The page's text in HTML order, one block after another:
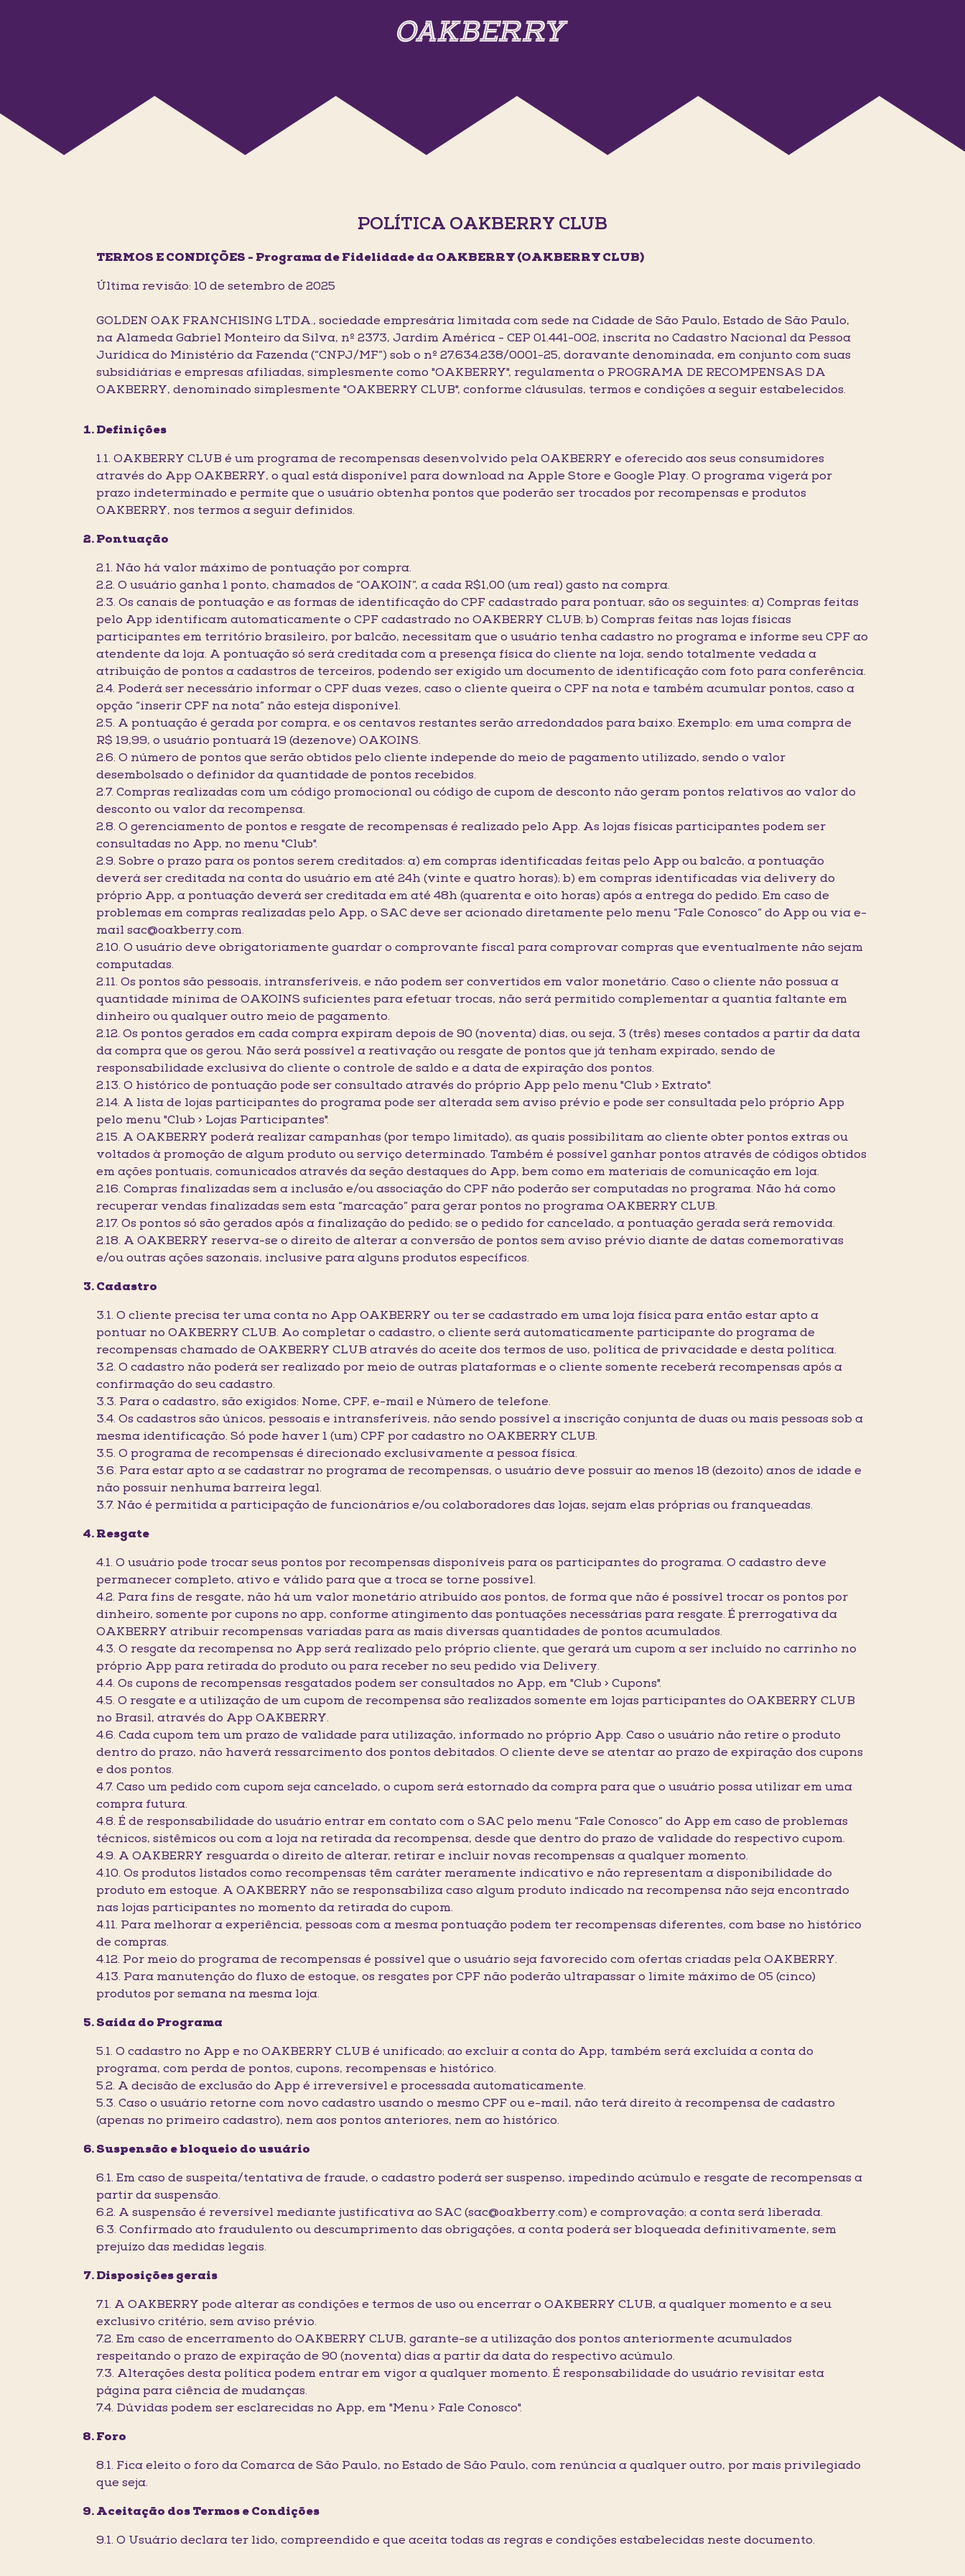
POLÍTICA OAKBERRY CLUB
TERMOS E CONDIÇÕES - Programa de Fidelidade da OAKBERRY (OAKBERRY CLUB)
Última revisão: 10 de setembro de 2025
GOLDEN OAK FRANCHISING LTDA., sociedade empresária limitada com sede na Cidade de São Paulo, Estado de São Paulo,
na Alameda Gabriel Monteiro da Silva, nº 2373, Jardim América - CEP 01.441-002, inscrita no Cadastro Nacional da Pessoa
Jurídica do Ministério da Fazenda (“CNPJ/MF”) sob o nº 27.634.238/0001-25, doravante denominada, em conjunto com suas
subsidiárias e empresas afiliadas, simplesmente como "OAKBERRY", regulamenta o PROGRAMA DE RECOMPENSAS DA
OAKBERRY, denominado simplesmente "OAKBERRY CLUB", conforme cláusulas, termos e condições a seguir estabelecidos.
Definições
1.1. OAKBERRY CLUB é um programa de recompensas desenvolvido pela OAKBERRY e oferecido aos seus consumidores
através do App OAKBERRY, o qual está disponível para download na Apple Store e Google Play. O programa vigerá por
prazo indeterminado e permite que o usuário obtenha pontos que poderão ser trocados por recompensas e produtos
OAKBERRY, nos termos a seguir definidos.
Pontuação
2.1. Não há valor máximo de pontuação por compra.
2.2. O usuário ganha 1 ponto, chamados de “OAKOIN”, a cada R$1,00 (um real) gasto na compra.
2.3. Os canais de pontuação e as formas de identificação do CPF cadastrado para pontuar, são os seguintes: a) Compras feitas
pelo App identificam automaticamente o CPF cadastrado no OAKBERRY CLUB; b) Compras feitas nas lojas físicas
participantes em território brasileiro, por balcão, necessitam que o usuário tenha cadastro no programa e informe seu CPF ao
atendente da loja. A pontuação só será creditada com a presença física do cliente na loja, sendo totalmente vedada a
atribuição de pontos a cadastros de terceiros, podendo ser exigido um documento de identificação com foto para conferência.
2.4. Poderá ser necessário informar o CPF duas vezes, caso o cliente queira o CPF na nota e também acumular pontos, caso a
opção “inserir CPF na nota” não esteja disponível.
2.5. A pontuação é gerada por compra, e os centavos restantes serão arredondados para baixo. Exemplo: em uma compra de
R$ 19,99, o usuário pontuará 19 (dezenove) OAKOINS.
2.6. O número de pontos que serão obtidos pelo cliente independe do meio de pagamento utilizado, sendo o valor
desembolsado o definidor da quantidade de pontos recebidos.
2.7. Compras realizadas com um código promocional ou código de cupom de desconto não geram pontos relativos ao valor do
desconto ou valor da recompensa.
2.8. O gerenciamento de pontos e resgate de recompensas é realizado pelo App. As lojas físicas participantes podem ser
consultadas no App, no menu "Club".
2.9. Sobre o prazo para os pontos serem creditados: a) em compras identificadas feitas pelo App ou balcão, a pontuação
deverá ser creditada na conta do usuário em até 24h (vinte e quatro horas); b) em compras identificadas via delivery do
próprio App, a pontuação deverá ser creditada em até 48h (quarenta e oito horas) após a entrega do pedido. Em caso de
problemas em compras realizadas pelo App, o SAC deve ser acionado diretamente pelo menu “Fale Conosco” do App ou via e-
mail sac@oakberry.com.
2.10. O usuário deve obrigatoriamente guardar o comprovante fiscal para comprovar compras que eventualmente não sejam
computadas.
2.11. Os pontos são pessoais, intransferíveis, e não podem ser convertidos em valor monetário. Caso o cliente não possua a
quantidade mínima de OAKOINS suficientes para efetuar trocas, não será permitido complementar a quantia faltante em
dinheiro ou qualquer outro meio de pagamento.
2.12. Os pontos gerados em cada compra expiram depois de 90 (noventa) dias, ou seja, 3 (três) meses contados a partir da data
da compra que os gerou. Não será possível a reativação ou resgate de pontos que já tenham expirado, sendo de
responsabilidade exclusiva do cliente o controle de saldo e a data de expiração dos pontos.
2.13. O histórico de pontuação pode ser consultado através do próprio App pelo menu "Club > Extrato".
2.14. A lista de lojas participantes do programa pode ser alterada sem aviso prévio e pode ser consultada pelo próprio App
pelo menu "Club > Lojas Participantes".
2.15. A OAKBERRY poderá realizar campanhas (por tempo limitado), as quais possibilitam ao cliente obter pontos extras ou
voltados à promoção de algum produto ou serviço determinado. Também é possível ganhar pontos através de códigos obtidos
em ações pontuais, comunicados através da seção destaques do App, bem como em materiais de comunicação em loja.
2.16. Compras finalizadas sem a inclusão e/ou associação do CPF não poderão ser computadas no programa. Não há como
recuperar vendas finalizadas sem esta “marcação” para gerar pontos no programa OAKBERRY CLUB.
2.17. Os pontos só são gerados após a finalização do pedido; se o pedido for cancelado, a pontuação gerada será removida.
2.18. A OAKBERRY reserva-se o direito de alterar a conversão de pontos sem aviso prévio diante de datas comemorativas
e/ou outras ações sazonais, inclusive para alguns produtos específicos.
Cadastro
3.1. O cliente precisa ter uma conta no App OAKBERRY ou ter se cadastrado em uma loja física para então estar apto a
pontuar no OAKBERRY CLUB. Ao completar o cadastro, o cliente será automaticamente participante do programa de
recompensas chamado de OAKBERRY CLUB através do aceite dos termos de uso, política de privacidade e desta política.
3.2. O cadastro não poderá ser realizado por meio de outras plataformas e o cliente somente receberá recompensas após a
confirmação do seu cadastro.
3.3. Para o cadastro, são exigidos: Nome, CPF, e-mail e Número de telefone.
3.4. Os cadastros são únicos, pessoais e intransferíveis, não sendo possível a inscrição conjunta de duas ou mais pessoas sob a
mesma identificação. Só pode haver 1 (um) CPF por cadastro no OAKBERRY CLUB.
3.5. O programa de recompensas é direcionado exclusivamente a pessoa física.
3.6. Para estar apto a se cadastrar no programa de recompensas, o usuário deve possuir ao menos 18 (dezoito) anos de idade e
não possuir nenhuma barreira legal.
3.7. Não é permitida a participação de funcionários e/ou colaboradores das lojas, sejam elas próprias ou franqueadas.
Resgate
4.1. O usuário pode trocar seus pontos por recompensas disponíveis para os participantes do programa. O cadastro deve
permanecer completo, ativo e válido para que a troca se torne possível.
4.2. Para fins de resgate, não há um valor monetário atribuído aos pontos, de forma que não é possível trocar os pontos por
dinheiro, somente por cupons no app, conforme atingimento das pontuações necessárias para resgate. É prerrogativa da
OAKBERRY atribuir recompensas variadas para as mais diversas quantidades de pontos acumulados.
4.3. O resgate da recompensa no App será realizado pelo próprio cliente, que gerará um cupom a ser incluído no carrinho no
próprio App para retirada do produto ou para receber no seu pedido via Delivery.
4.4. Os cupons de recompensas resgatados podem ser consultados no App, em "Club > Cupons".
4.5. O resgate e a utilização de um cupom de recompensa são realizados somente em lojas participantes do OAKBERRY CLUB
no Brasil, através do App OAKBERRY.
4.6. Cada cupom tem um prazo de validade para utilização, informado no próprio App. Caso o usuário não retire o produto
dentro do prazo, não haverá ressarcimento dos pontos debitados. O cliente deve se atentar ao prazo de expiração dos cupons
e dos pontos.
4.7. Caso um pedido com cupom seja cancelado, o cupom será estornado da compra para que o usuário possa utilizar em uma
compra futura.
4.8. É de responsabilidade do usuário entrar em contato com o SAC pelo menu “Fale Conosco” do App em caso de problemas
técnicos, sistêmicos ou com a loja na retirada da recompensa, desde que dentro do prazo de validade do respectivo cupom.
4.9. A OAKBERRY resguarda o direito de alterar, retirar e incluir novas recompensas a qualquer momento.
4.10. Os produtos listados como recompensas têm caráter meramente indicativo e não representam a disponibilidade do
produto em estoque. A OAKBERRY não se responsabiliza caso algum produto indicado na recompensa não seja encontrado
nas lojas participantes no momento da retirada do cupom.
4.11. Para melhorar a experiência, pessoas com a mesma pontuação podem ter recompensas diferentes, com base no histórico
de compras.
4.12. Por meio do programa de recompensas é possível que o usuário seja favorecido com ofertas criadas pela OAKBERRY.
4.13. Para manutenção do fluxo de estoque, os resgates por CPF não poderão ultrapassar o limite máximo de 05 (cinco)
produtos por semana na mesma loja.
Saída do Programa
5.1. O cadastro no App e no OAKBERRY CLUB é unificado; ao excluir a conta do App, também será excluída a conta do
programa, com perda de pontos, cupons, recompensas e histórico.
5.2. A decisão de exclusão do App é irreversível e processada automaticamente.
5.3. Caso o usuário retorne com novo cadastro usando o mesmo CPF ou e-mail, não terá direito à recompensa de cadastro
(apenas no primeiro cadastro), nem aos pontos anteriores, nem ao histórico.
Suspensão e bloqueio do usuário
6.1. Em caso de suspeita/tentativa de fraude, o cadastro poderá ser suspenso, impedindo acúmulo e resgate de recompensas a
partir da suspensão.
6.2. A suspensão é reversível mediante justificativa ao SAC (sac@oakberry.com) e comprovação; a conta será liberada.
6.3. Confirmado ato fraudulento ou descumprimento das obrigações, a conta poderá ser bloqueada definitivamente, sem
prejuízo das medidas legais.
Disposições gerais
7.1. A OAKBERRY pode alterar as condições e termos de uso ou encerrar o OAKBERRY CLUB, a qualquer momento e a seu
exclusivo critério, sem aviso prévio.
7.2. Em caso de encerramento do OAKBERRY CLUB, garante-se a utilização dos pontos anteriormente acumulados
respeitando o prazo de expiração de 90 (noventa) dias a partir da data do respectivo acúmulo.
7.3. Alterações desta política podem entrar em vigor a qualquer momento. É responsabilidade do usuário revisitar esta
página para ciência de mudanças.
7.4. Dúvidas podem ser esclarecidas no App, em "Menu > Fale Conosco".
Foro
8.1. Fica eleito o foro da Comarca de São Paulo, no Estado de São Paulo, com renúncia a qualquer outro, por mais privilegiado
que seja.
Aceitação dos Termos e Condições
9.1. O Usuário declara ter lido, compreendido e que aceita todas as regras e condições estabelecidas neste documento.